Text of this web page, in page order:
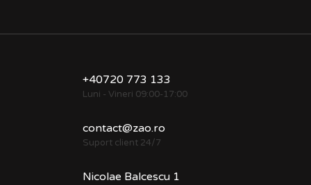
+40720 773 133
Luni - Vineri 09:00-17:00
contact@zao.ro
Suport client 24/7
Nicolae Balcescu 1